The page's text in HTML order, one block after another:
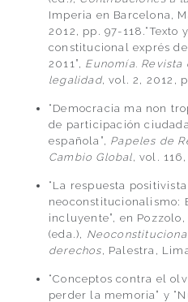
Imperia en Barcelona,
2012, pp. 97-
constitucional exprés
2011”, Eunomía.
legalidad, vol. 2, 2012,
“Democracia ma non
de participación
española”, Papeles de
Cambio Global, vol.
“La respuesta
neoconstitucionalismo:
incluyente”, en Pozzolo,
(eda.),
derechos, Palestra,
“Conceptos contra el
perder la memoria” y